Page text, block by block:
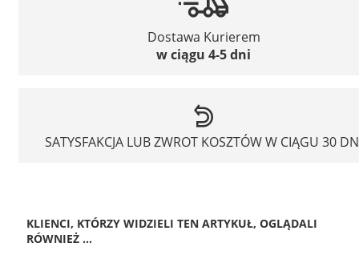
Dostawa Kurierem
w ciągu 4-5 dni
SATYSFAKCJA LUB ZWROT KOSZTÓW W CIĄGU 30
KLIENCI, KTÓRZY WIDZIELI TEN ARTYKUŁ, OGLĄDALI
RÓWNIEŻ ...